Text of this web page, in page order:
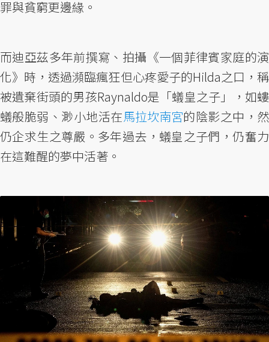
罪與貧窮更邊緣。
而迪亞茲多年前撰寫、拍攝《一個菲律賓家庭的演
化》時，透過瀕臨瘋狂但心疼愛子的Hilda之口，稱
被遺棄街頭的男孩Raynaldo是「蟻皇之子」，如螻
蟻般脆弱、渺小地活在馬拉坎南宮的陰影之中，然
仍企求生之尊嚴。多年過去，蟻皇之子們，仍奮力
在這難醒的夢中活著。